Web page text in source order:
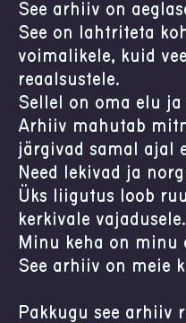
See arhiiv on
See on lahtriteta
võimalikele, kuid
reaalsustele.
Sellel on oma elu ja
Arhiiv mahutab
järgivad samal ajal
Need lekivad ja
Üks liigutus loob
kerkivale vajadusele.
Minu keha on minu
See arhiiv on meie
Pakkugu see arhiiv